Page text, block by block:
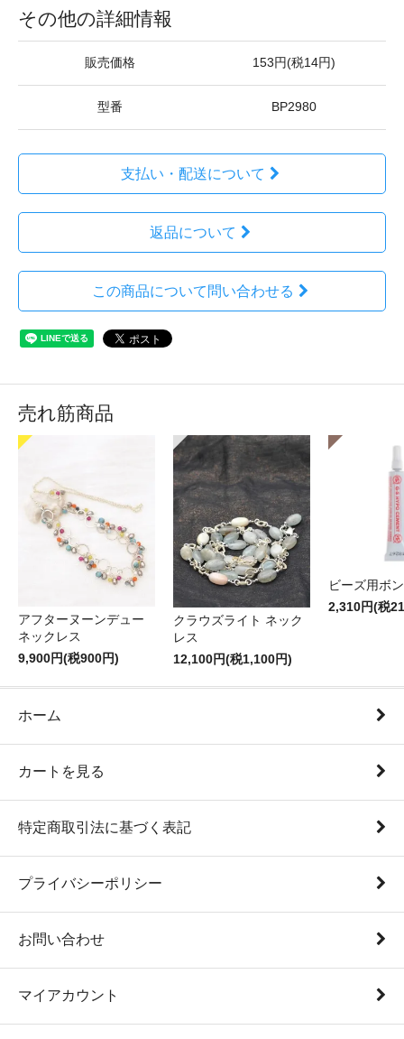
その他の詳細情報
販売価格 153円(税14円)
型番 BP2980
支払い・配送について
返品について
この商品について問い合わせる
売れ筋商品
アフターヌーンデュー
ネックレス
9,900円(税900円)
クラウズライト ネック
レス
12,100円(税1,100円)
ビーズ用ボ
2,310円(税
ホーム
カートを見る
特定商取引法に基づく表記
プライバシーポリシー
お問い合わせ
マイアカウント